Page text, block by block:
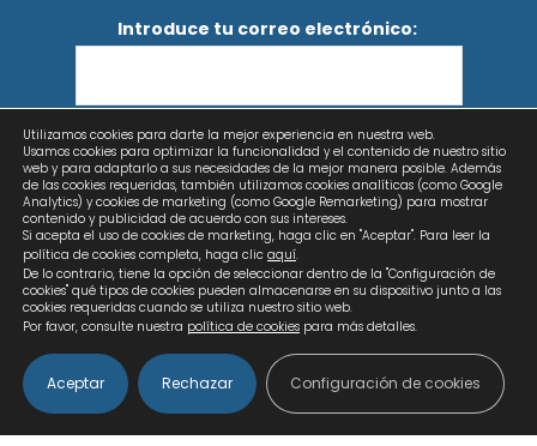
Introduce tu correo electrónico:
He leído y acepto los términos y condiciones
Copyright © 2026 Calculados | Diseño web: AZUL LIMÓN
Utilizamos cookies para darte la mejor experiencia en nuestra web.
Usamos cookies para optimizar la funcionalidad y el contenido de nuestro sitio
web y para adaptarlo a sus necesidades de la mejor manera posible. Además
de las cookies requeridas, también utilizamos cookies analíticas (como Google
Analytics) y cookies de marketing (como Google Remarketing) para mostrar
contenido y publicidad de acuerdo con sus intereses.
Si acepta el uso de cookies de marketing, haga clic en "Aceptar". Para leer la
política de cookies completa, haga clic aquí.
De lo contrario, tiene la opción de seleccionar dentro de la "Configuración de
cookies" qué tipos de cookies pueden almacenarse en su dispositivo junto a las
cookies requeridas cuando se utiliza nuestro sitio web.
Por favor, consulte nuestra política de cookies para más detalles.
Aceptar Rechazar Configuración de cookies